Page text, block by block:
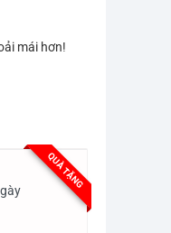
mái hơn!
QUÀ TẶNG